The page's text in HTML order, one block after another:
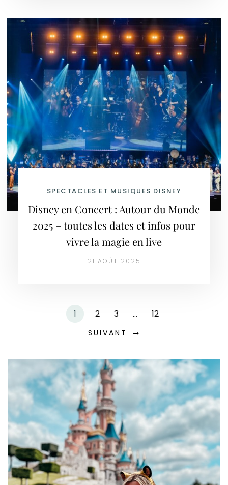
SPECTACLES ET MUSIQUES DISNEY
Disney en Concert : Autour du Monde
2025 – toutes les dates et infos pour
vivre la magie en live
21 AOÛT 2025
1 2 3 … 12
SUIVANT